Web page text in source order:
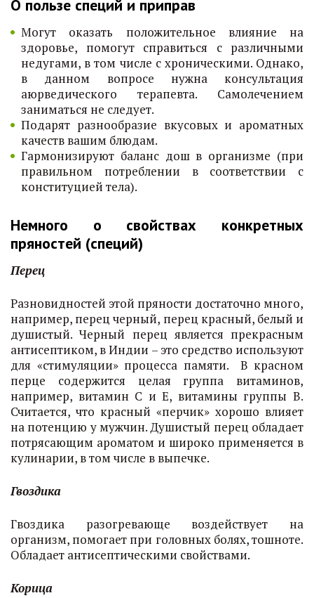
О пользе специй и приправ
Могут оказать положительное влияние на
здоровье, помогут справиться с различными
недугами, в том числе с хроническими. Однако,
в данном вопросе нужна консультация
аюрведического терапевта. Самолечением
заниматься не следует.
Подарят разнообразие вкусовых и ароматных
качеств вашим блюдам.
Гармонизируют баланс дош в организме (при
правильном потреблении в соответствии с
конституцией тела).
Немного о свойствах конкретных
пряностей (специй)
Перец
Разновидностей этой пряности достаточно много,
например, перец черный, перец красный, белый и
душистый. Черный перец является прекрасным
антисептиком, в Индии – это средство используют
для «стимуляции» процесса памяти. В красном
перце содержится целая группа витаминов,
например, витамин С и Е, витамины группы В.
Считается, что красный «перчик» хорошо влияет
на потенцию у мужчин. Душистый перец обладает
потрясающим ароматом и широко применяется в
кулинарии, в том числе в выпечке.
Гвоздика
Гвоздика разогревающе воздействует на
организм, помогает при головных болях, тошноте.
Обладает антисептическими свойствами.
Корица